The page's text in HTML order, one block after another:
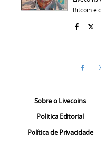
Bitcoin e
Sobre o Livecoins
Politica Editorial
Política de Privacidade